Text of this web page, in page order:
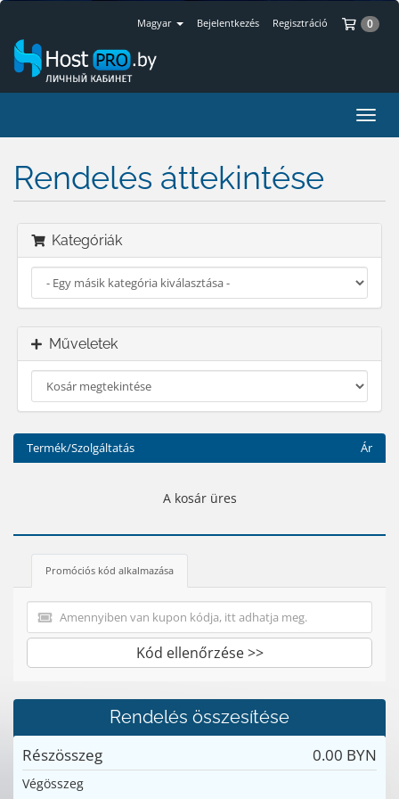
Magyar Bejelentkezés Regisztráció 0
a
Rendelés áttekintése
Kategóriák
Műveletek
Termék/Szolgáltatás Ár
A kosár üres
Promóciós kód alkalmazása
Kód ellenőrzése >>
Rendelés összesítése
Részösszeg
0.00 BYN
Végösszeg